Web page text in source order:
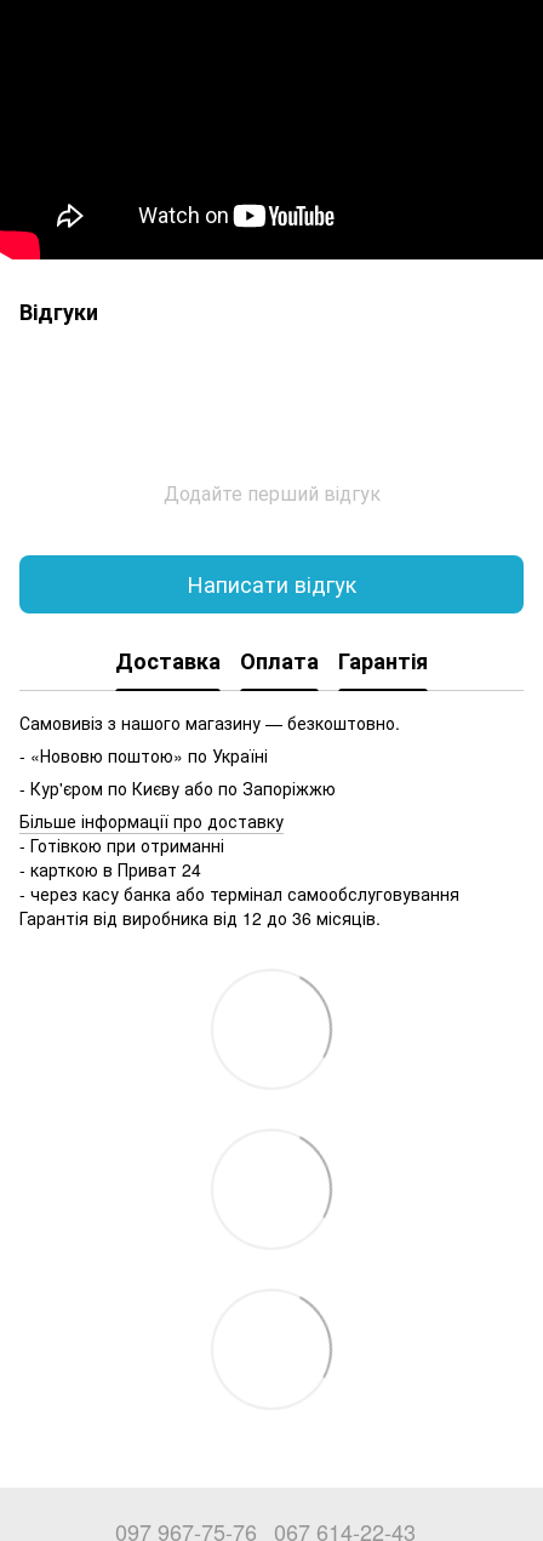
Відгуки
Додайте перший відгук
Написати відгук
Доставка Оплата Гарантія
Самовивіз з нашого магазину — безкоштовно.
- «Нововю поштою» по Україні
- Кур'єром по Києву або по Запоріжжю
Більше інформації про доставку
- Готівкою при отриманні
- карткою в Приват 24
- через касу банка або термінал самообслуговування
Гарантія від виробника від 12 до 36 місяців.
097 967-75-76 067 614-22-43